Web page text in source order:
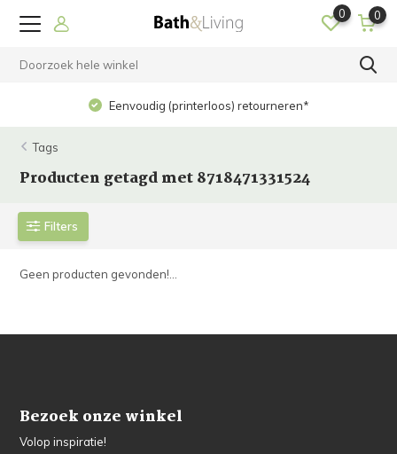
0 0
Eenvoudig (printerloos) retourneren*
Tags
Producten getagd met 8718471331524
Filters
Geen producten gevonden!...
Bezoek onze winkel
Volop inspiratie!